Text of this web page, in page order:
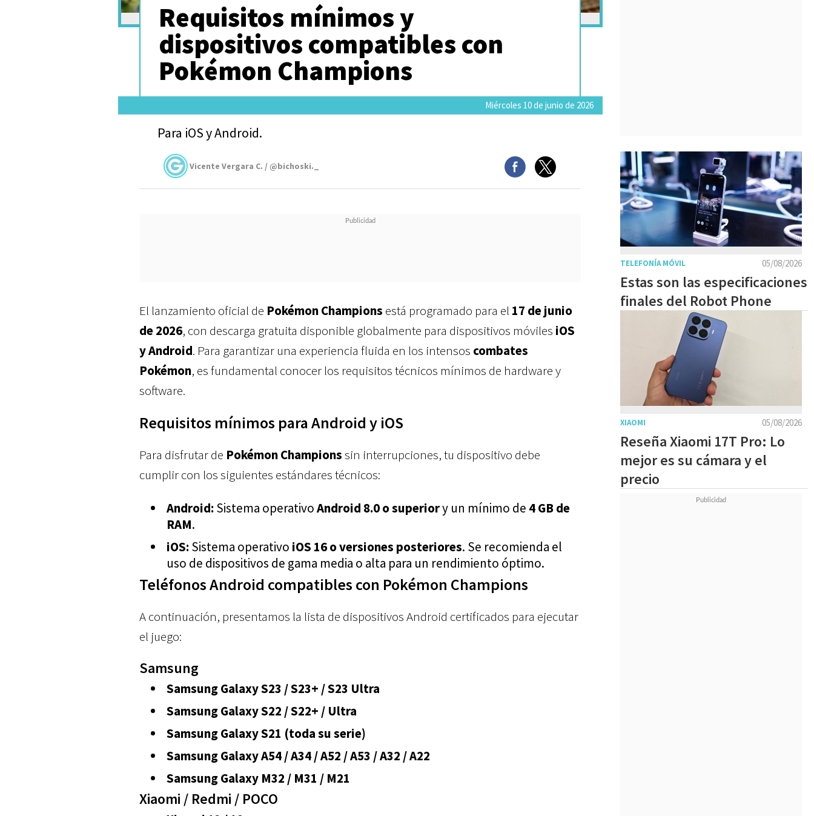
Requisitos mínimos y
dispositivos compatibles con
Pokémon Champions
Miércoles 10 de junio de 2026
Para iOS y Android.
Vicente Vergara C. / @bichoski._
El lanzamiento oficial de Pokémon Champions está programado para el 17 de junio
de 2026, con descarga gratuita disponible globalmente para dispositivos móviles iOS
y Android. Para garantizar una experiencia fluida en los intensos combates
Pokémon, es fundamental conocer los requisitos técnicos mínimos de hardware y
software.
Requisitos mínimos para Android y iOS
Para disfrutar de Pokémon Championssin interrupciones, tu dispositivo debe
cumplir con los siguientes estándares técnicos:
Android: Sistema operativoAndroid 8.0 o superiory un mínimo de 4 GB de
RAM.
iOS: Sistema operativo iOS 16 o versiones posteriores. Se recomienda el
uso de dispositivos de gama media o alta para un rendimiento óptimo.
Teléfonos Android compatibles con Pokémon Champions
A continuación, presentamos la lista de dispositivos Android certificados para ejecutar
el juego:
Samsung
Samsung Galaxy S23 / S23+ / S23 Ultra
Samsung Galaxy S22 / S22+ / Ultra
Samsung Galaxy S21 (toda su serie)
Samsung Galaxy A54 / A34 / A52 / A53 / A32 / A22
Samsung Galaxy M32 / M31 / M21
Xiaomi / Redmi / POCO
05/08/2026
TELEFONÍA MÓVIL
Estas son las especificaciones
finales del Robot Phone
05/08/2026
XIAOMI
Reseña Xiaomi 17T Pro: Lo
mejor es su cámara y el
precio